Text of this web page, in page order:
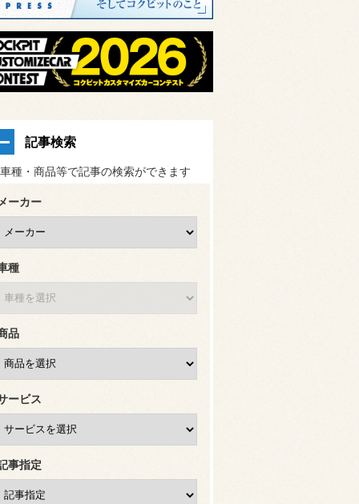
記事検索
種・商品等で記事の検索ができます
ーカー
種
品
ービス
事指定